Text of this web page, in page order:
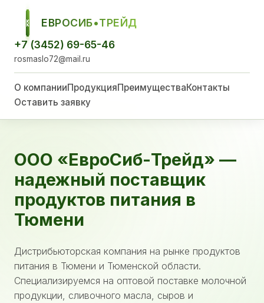
ЕСТ
ЕВРОСИБ•ТРЕЙД
+7 (3452) 69-65-46
rosmaslo72@mail.ru
О компанииПродукцияПреимуществаКонтакты
Оставить заявку
ООО «ЕвроСиб-Трейд» —
надежный поставщик
продуктов питания в
Тюмени
Дистрибьюторская компания на рынке продуктов
питания в Тюмени и Тюменской области.
Специализируемся на оптовой поставке молочной
продукции, сливочного масла, сыров и